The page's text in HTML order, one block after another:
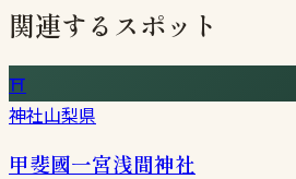
関連するスポット
⛩
神社山梨県
甲斐國一宮浅間神社